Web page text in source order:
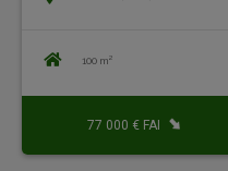
100 m²
77 000 € FAI